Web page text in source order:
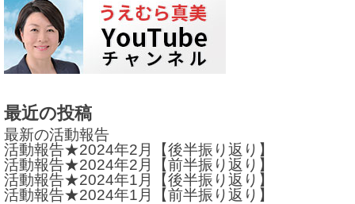
ナ
ビ
ゲ
ー
シ
ョ
ン
最近の投稿
最新の活動報告
活動報告★2024年2月【後半振り返り】
活動報告★2024年2月【前半振り返り】
活動報告★2024年1月【後半振り返り】
活動報告★2024年1月【前半振り返り】